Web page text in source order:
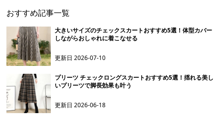
おすすめ記事一覧
大きいサイズのチェックスカートおすすめ5選！体型カバー
しながらおしゃれに着こなせる
更新日2026-07-10
プリーツ チェックロングスカートおすすめ5選！揺れる美し
いプリーツで脚長効果も叶う
更新日2026-06-18